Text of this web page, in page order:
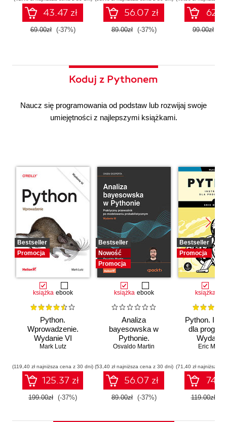
43.47 zł
69.00zł (-37%)
56.07 zł
89.00zł (-37%) 99.00zł
Koduj z Pythonem
Naucz się programowania od podstaw lub rozwijaj swoje
umiejętności z najlepszymi książkami.
Bestseller
Promocja
książka ebook
Python.
Wprowadzenie.
Wydanie VI
Mark Lutz
(119,40 zł najniższa cena z 30 dni)
125.37 zł
199.00zł (-37%)
Bestseller
Nowość
Promocja
książka ebook
Analiza
bayesowska w
Pythonie.
Praktyczny
modelowaniu
probabilistycznym.
Wydanie III
Osvaldo Martin
(53,40 zł najniższa cena z 30 dni)
56.07 zł
89.00zł (-37%)
Bestseller
Promocja
książka
Python.
dla
Wydanie
Eric
(71,40 zł najniższa
119.00zł